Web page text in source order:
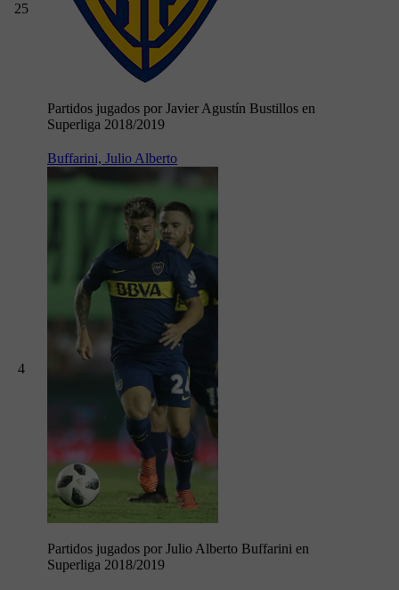
25
Partidos jugados por Javier Agustín Bustillos en
Superliga 2018/2019
4
Buffarini, Julio Alberto
Partidos jugados por Julio Alberto Buffarini en
Superliga 2018/2019